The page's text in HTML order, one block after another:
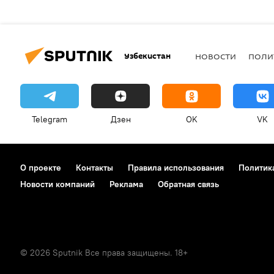
Узбекистан НОВОСТИ
Telegram Дзен OK VK
О проекте Контакты Правила использования
Новости компаний
Реклама Обратная связь
© 2026 Sputnik Все права защищены. 18+